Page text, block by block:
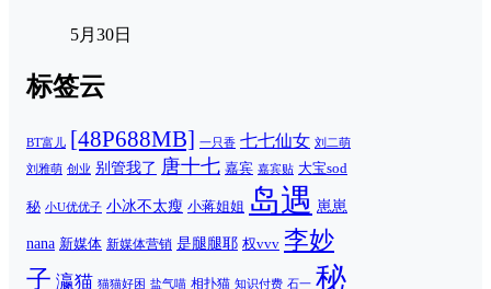
5月30日
标签云
BT富儿 [48P688MB] 一只香 七七仙女 刘二萌
刘雅萌 创业 别管我了 唐十七 嘉宾 嘉宾贴 大宝sod
秘 小U优优子 小冰不太瘦 小蒋姐姐 岛遇 崽崽
nana 新媒体 新媒体营销 是腿腿耶 权vvv 李妙
子 瀛猫 猫猫好困 盐气喵 相扑猫 知识付费 石一 秘